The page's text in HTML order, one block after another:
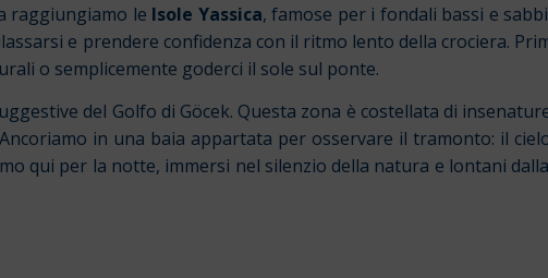
raggiungiamo le Isole Yassica, famose per i fondali bassi e
e prendere confidenza con il ritmo lento della crociera.
o semplicemente goderci il sole sul ponte.
del Golfo di Göcek. Questa zona è costellata di
in una baia appartata per osservare il tramonto: il
qui per la notte, immersi nel silenzio della natura e lontani